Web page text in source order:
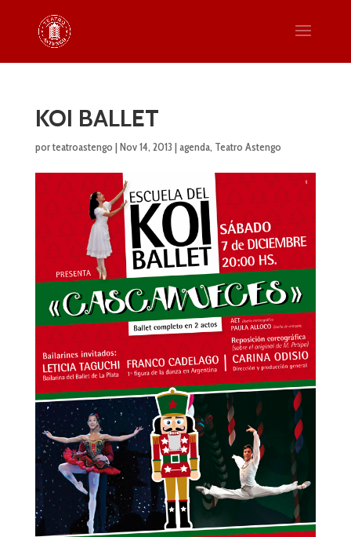
KOI BALLET
porteatroastengo | Nov 14, 2013 | agenda, Teatro Astengo